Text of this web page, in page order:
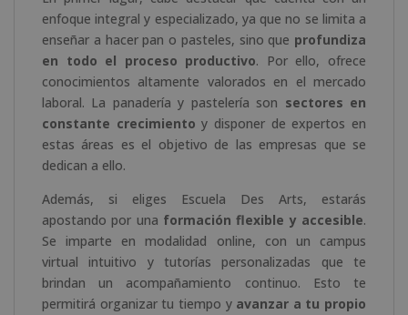
enfoque integral y especializado, ya que no se limita a
enseñar a hacer pan o pasteles, sino que profundiza
en todo el proceso productivo. Por ello, ofrece
conocimientos altamente valorados en el mercado
laboral. La panadería y pastelería son sectores en
constante crecimiento y disponer de expertos en
estas áreas es el objetivo de las empresas que se
dedican a ello.
Además, si eliges Escuela Des Arts, estarás
apostando por una formación flexible y accesible.
Se imparte en modalidad online, con un campus
virtual intuitivo y tutorías personalizadas que te
brindan un acompañamiento continuo. Esto te
permitirá organizar tu tiempo y avanzar a tu propio